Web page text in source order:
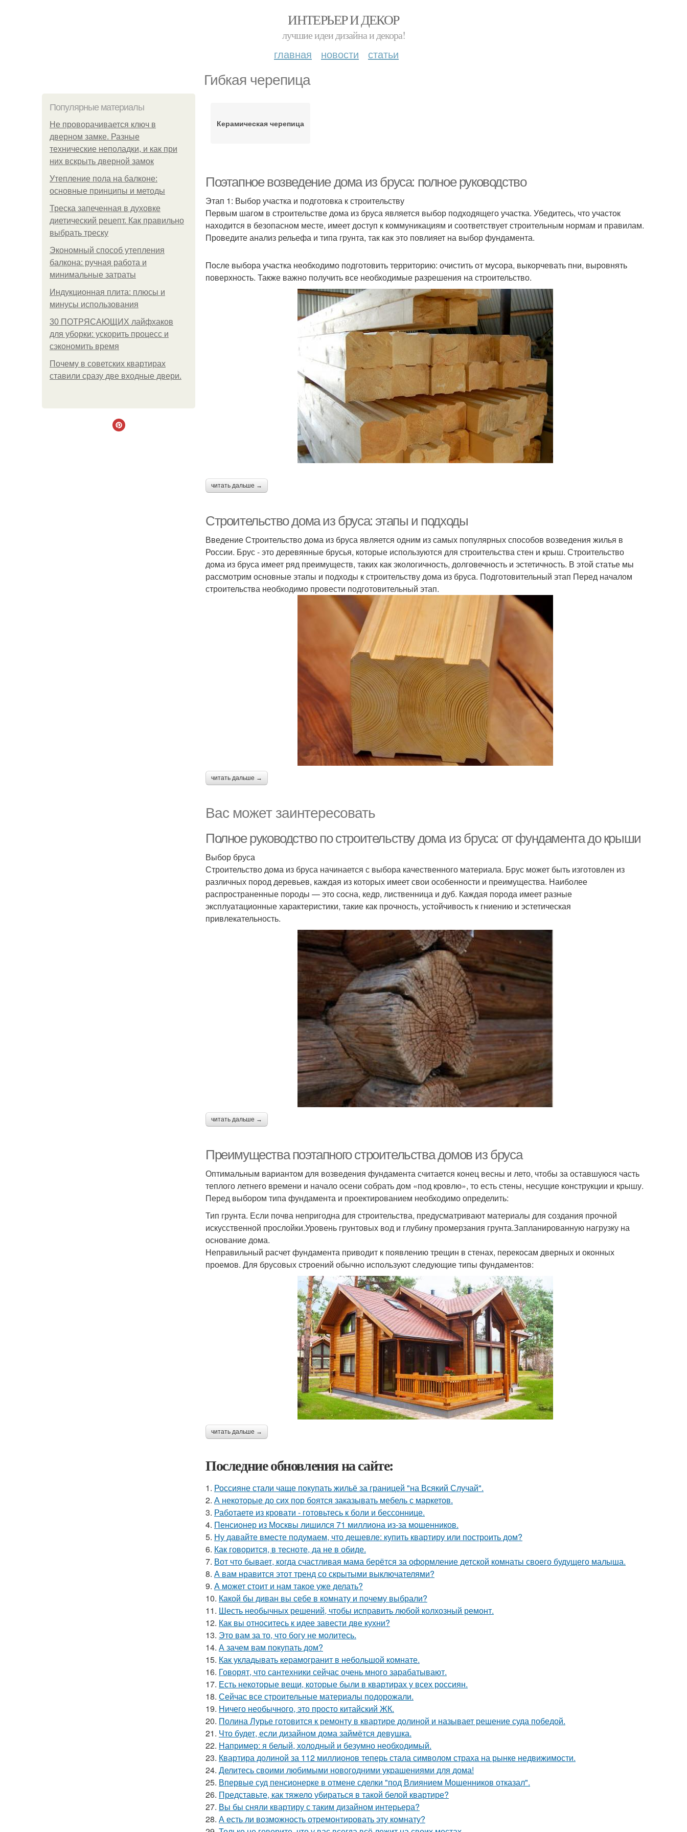
ИНТЕРЬЕР И ДЕКОР
лучшие идеи дизайна и декора!
главная новости статьи
Гибкая черепица
Популярные материалы
Не проворачивается ключ в
дверном замке. Разные
технические неполадки, и как при
них вскрыть дверной замок
Утепление пола на балконе:
основные принципы и методы
Треска запеченная в духовке
диетический рецепт. Как правильно
выбрать треску
Экономный способ утепления
балкона: ручная работа и
минимальные затраты
Индукционная плита: плюсы и
минусы использования
30 ПОТРЯСАЮЩИХ лайфхаков
для уборки: ускорить процесс и
сэкономить время
Почему в советских квартирах
ставили сразу две входные двери.
Керамическая черепица
Поэтапное возведение дома из бруса: полное руководство
Этап 1: Выбор участка и подготовка к строительству
Первым шагом в строительстве дома из бруса является выбор подходящего участка. Убедитесь, что участок
находится в безопасном месте, имеет доступ к коммуникациям и соответствует строительным нормам и правилам.
Проведите анализ рельефа и типа грунта, так как это повлияет на выбор фундамента.
После выбора участка необходимо подготовить территорию: очистить от мусора, выкорчевать пни, выровнять
поверхность. Также важно получить все необходимые разрешения на строительство.
читать дальше →
Строительство дома из бруса: этапы и подходы
Введение Строительство дома из бруса является одним из самых популярных способов возведения жилья в
России. Брус - это деревянные брусья, которые используются для строительства стен и крыш. Строительство
дома из бруса имеет ряд преимуществ, таких как экологичность, долговечность и эстетичность. В этой статье мы
рассмотрим основные этапы и подходы к строительству дома из бруса. Подготовительный этап Перед началом
строительства необходимо провести подготовительный этап.
читать дальше →
Вас может заинтересовать
Полное руководство по строительству дома из бруса: от фундамента до крыши
Выбор бруса
Строительство дома из бруса начинается с выбора качественного материала. Брус может быть изготовлен из
различных пород деревьев, каждая из которых имеет свои особенности и преимущества. Наиболее
распространенные породы — это сосна, кедр, лиственница и дуб. Каждая порода имеет разные
эксплуатационные характеристики, такие как прочность, устойчивость к гниению и эстетическая
привлекательность.
читать дальше →
Преимущества поэтапного строительства домов из бруса
Оптимальным вариантом для возведения фундамента считается конец весны и лето, чтобы за оставшуюся часть
теплого летнего времени и начало осени собрать дом «под кровлю», то есть стены, несущие конструкции и крышу.
Перед выбором типа фундамента и проектированием необходимо определить:
Тип грунта. Если почва непригодна для строительства, предусматривают материалы для создания прочной
искусственной прослойки.Уровень грунтовых вод и глубину промерзания грунта.Запланированную нагрузку на
основание дома.
Неправильный расчет фундамента приводит к появлению трещин в стенах, перекосам дверных и оконных
проемов. Для брусовых строений обычно используют следующие типы фундаментов:
читать дальше →
Последние обновления на сайте:
1. Россияне стали чаще покупать жильё за границей "на Всякий Случай".
2. А некоторые до сих пор боятся заказывать мебель с маркетов.
3. Работаете из кровати - готовьтесь к боли и бессоннице.
4. Пенсионер из Москвы лишился 71 миллиона из-за мошенников.
5. Ну давайте вместе подумаем, что дешевле: купить квартиру или построить дом?
6. Как говорится, в тесноте, да не в обиде.
7. Вот что бывает, когда счастливая мама берётся за оформление детской комнаты своего будущего малыша.
8. А вам нравится этот тренд со скрытыми выключателями?
9. А может стоит и нам такое уже делать?
10. Какой бы диван вы себе в комнату и почему выбрали?
11. Шесть необычных решений, чтобы исправить любой колхозный ремонт.
12. Как вы относитесь к идее завести две кухни?
13. Это вам за то, что богу не молитесь.
14. А зачем вам покупать дом?
15. Как укладывать керамогранит в небольшой комнате.
16. Говорят, что сантехники сейчас очень много зарабатывают.
17. Есть некоторые вещи, которые были в квартирах у всех россиян.
18. Сейчас все строительные материалы подорожали.
19. Ничего необычного, это просто китайский ЖК.
20. Полина Лурье готовится к ремонту в квартире долиной и называет решение суда победой.
21. Что будет, если дизайном дома займётся девушка.
22. Например: я белый, холодный и безумно необходимый.
23. Квартира долиной за 112 миллионов теперь стала символом страха на рынке недвижимости.
24. Делитесь своими любимыми новогодними украшениями для дома!
25. Впервые суд пенсионерке в отмене сделки "под Влиянием Мошенников отказал".
26. Представьте, как тяжело убираться в такой белой квартире?
27. Вы бы сняли квартиру с таким дизайном интерьера?
28. А есть ли возможность отремонтировать эту комнату?